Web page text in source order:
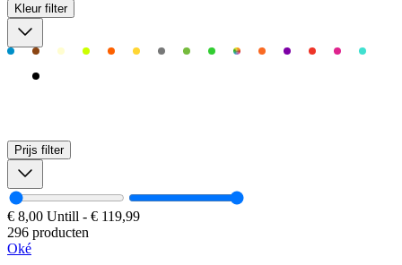
Kleur filter
Prijs filter
€ 8,00 Untill - € 119,99
296 producten
Oké